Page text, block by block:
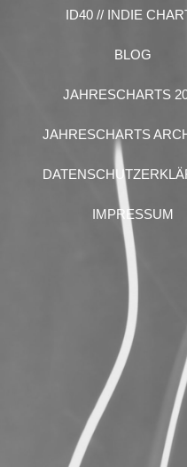
ID40 // INDIE
BLOG
JAHRESCHARTS
JAHRESCHARTS
IMPRESSUM